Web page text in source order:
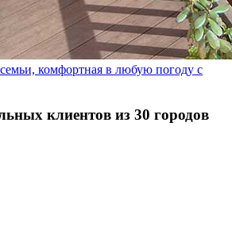
комфортная в любую погоду с
клиентов из 30 городов